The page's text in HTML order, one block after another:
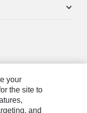
your
the site to
and